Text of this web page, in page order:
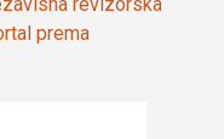
prema